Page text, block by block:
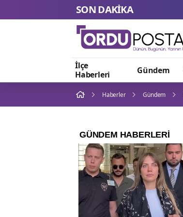
SON DAKİKA
İlçe
Haberleri
Gündem
Haberler Gündem